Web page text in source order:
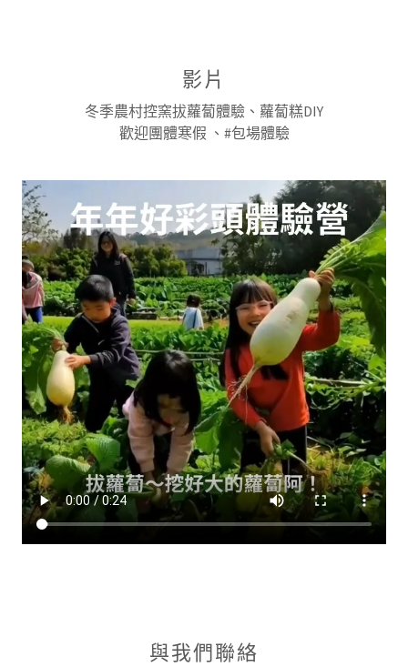
影片
冬季農村控窯拔蘿蔔體驗、蘿蔔糕DIY
歡迎團體寒假 、#包場體驗
與我們聯絡